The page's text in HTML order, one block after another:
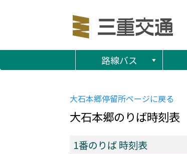
路線バス
大石本郷停留所ページに戻る
大石本郷のりば時刻表
1番のりば 時刻表